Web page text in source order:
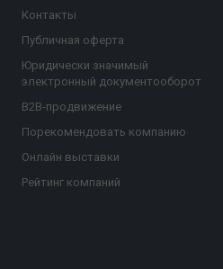
Контакты
Публичная оферта
Юридически значимый
электронный документооборот
B2B-продвижение
Порекомендовать компанию
Онлайн выставки
Рейтинг компаний